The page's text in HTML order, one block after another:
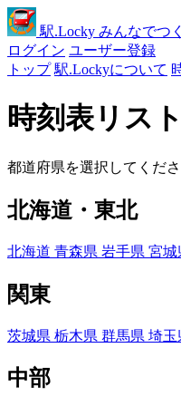
駅.Locky みんなでつ
ログイン ユーザー登録
トップ 駅.Lockyについて
時刻表リスト
都道府県を選択してくだ
北海道・東北
北海道 青森県 岩手県 宮城
関東
茨城県 栃木県 群馬県 埼玉
中部